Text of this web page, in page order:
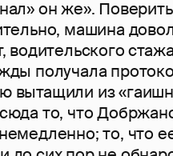
он же».
машина
водительского
получала
из
то, что
то, что